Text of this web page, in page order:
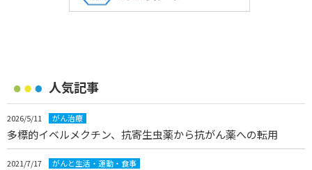
人気記事
2026/5/11 がん治療
多標的イベルメクチン、抗寄生虫薬から抗がん薬への転用
2021/7/17 がんと生活・運動・食事